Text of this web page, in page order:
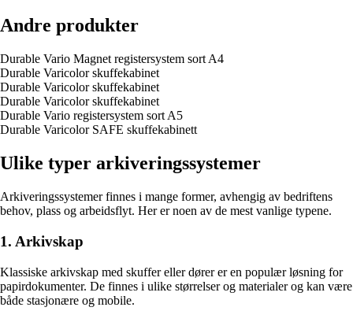
Andre produkter
Durable Vario Magnet registersystem sort A4
Durable Varicolor skuffekabinet
Durable Varicolor skuffekabinet
Durable Varicolor skuffekabinet
Durable Vario registersystem sort A5
Durable Varicolor SAFE skuffekabinett
Ulike typer arkiveringssystemer
Arkiveringssystemer finnes i mange former, avhengig av bedriftens
behov, plass og arbeidsflyt. Her er noen av de mest vanlige typene.
1. Arkivskap
Klassiske arkivskap med skuffer eller dører er en populær løsning for
papirdokumenter. De finnes i ulike størrelser og materialer og kan være
både stasjonære og mobile.